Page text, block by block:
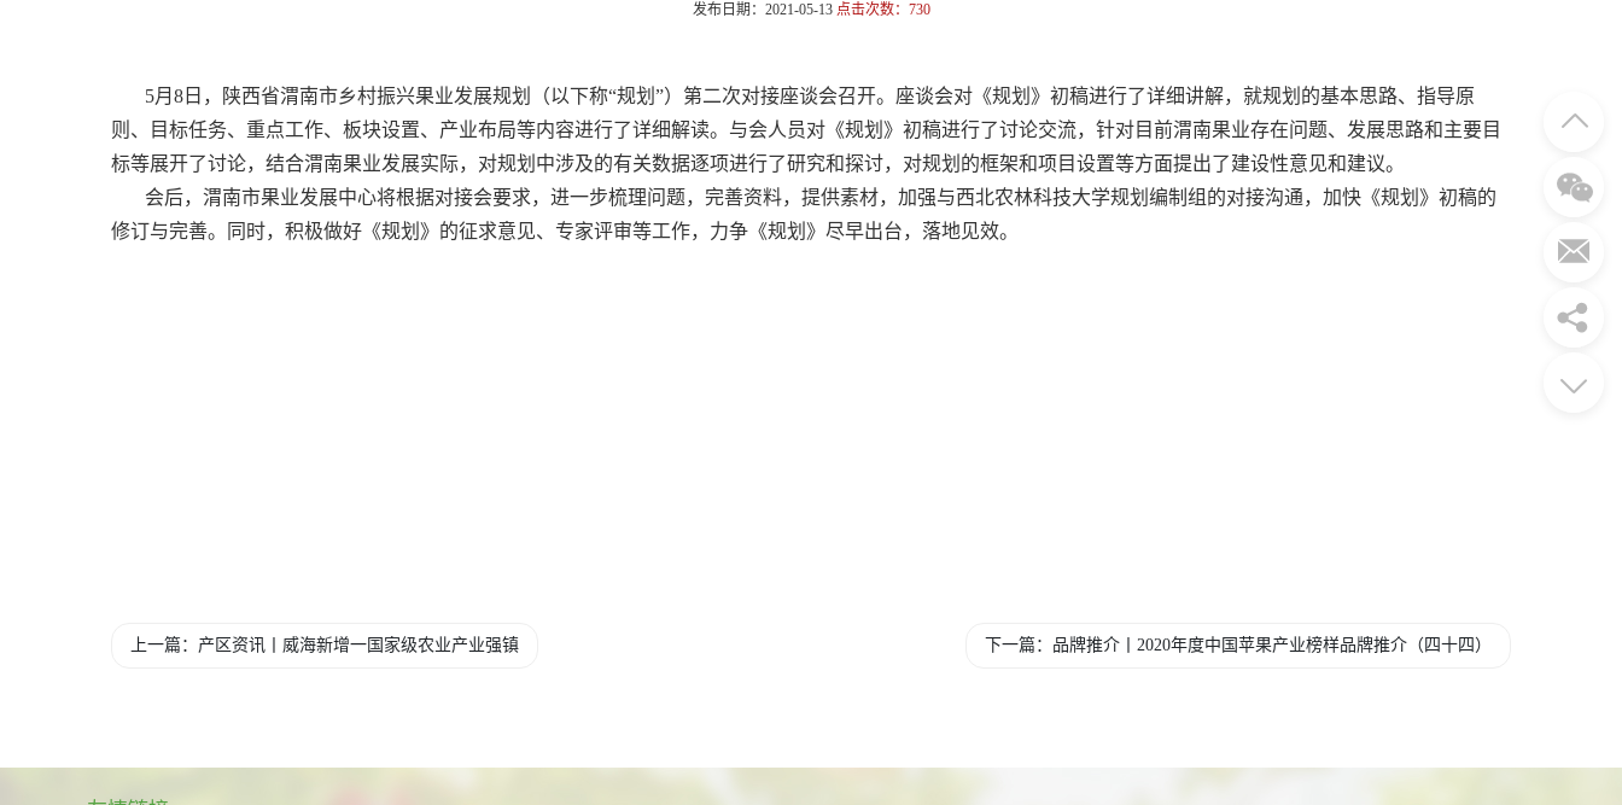
发布日期：2021-05-13 点击次数： 730
5月8日，陕西省渭南市乡村振兴果业发展规划（以下称“规划”）第二次对接座谈会召开。座谈会对《规划》初稿进行了详细讲解，就规划的基本思路、指导原
则、目标任务、重点工作、板块设置、产业布局等内容进行了详细解读。与会人员对《规划》初稿进行了讨论交流，针对目前渭南果业存在问题、发展思路和主要目
标等展开了讨论，结合渭南果业发展实际，对规划中涉及的有关数据逐项进行了研究和探讨，对规划的框架和项目设置等方面提出了建设性意见和建议。
会后，渭南市果业发展中心将根据对接会要求，进一步梳理问题，完善资料，提供素材，加强与西北农林科技大学规划编制组的对接沟通，加快《规划》初稿的
修订与完善。同时，积极做好《规划》的征求意见、专家评审等工作，力争《规划》尽早出台，落地见效。
上一篇：产区资讯丨威海新增一国家级农业产业强镇 下一篇：品牌推介丨2020年度中国苹果产业榜样品牌推介（四十四）